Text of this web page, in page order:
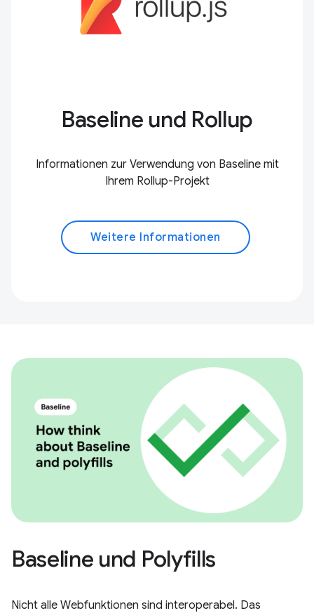
Baseline und Rollup
Informationen zur Verwendung von Baseline mit
Ihrem Rollup-Projekt
Weitere Informationen
Baseline und Polyfills
Nicht alle Webfunktionen sind interoperabel. Das